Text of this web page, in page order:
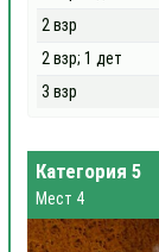
2 взр
2 взр; 1 дет
3 взр
Категория 5
Мест 4